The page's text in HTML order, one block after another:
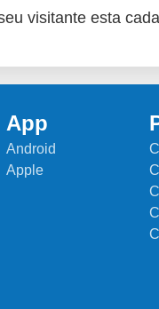
visitante esta
App
Android
Apple